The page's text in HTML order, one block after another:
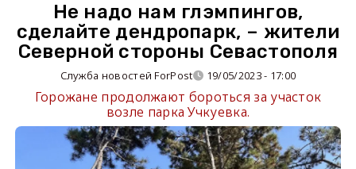
Не надо нам глэмпингов,
сделайте дендропарк, – жители
Северной стороны Севастополя
Служба новостей ForPost 19/05/2023 - 17:00
Горожане продолжают бороться за участок
возле парка Учкуевка.